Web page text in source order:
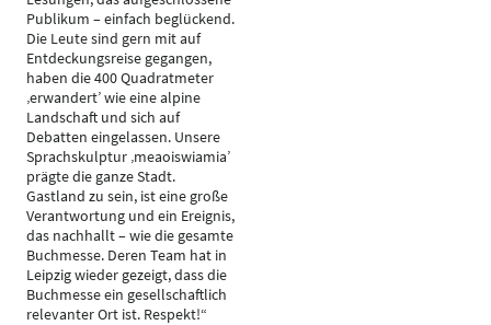
Publikum – einfach beglückend.
Die Leute sind gern mit auf
Entdeckungsreise gegangen,
haben die 400 Quadratmeter
‚erwandert’ wie eine alpine
Landschaft und sich auf
Debatten eingelassen. Unsere
Sprachskulptur ‚meaoiswiamia’
prägte die ganze Stadt.
Gastland zu sein, ist eine große
Verantwortung und ein Ereignis,
das nachhallt – wie die gesamte
Buchmesse. Deren Team hat in
Leipzig wieder gezeigt, dass die
Buchmesse ein gesellschaftlich
relevanter Ort ist. Respekt!“